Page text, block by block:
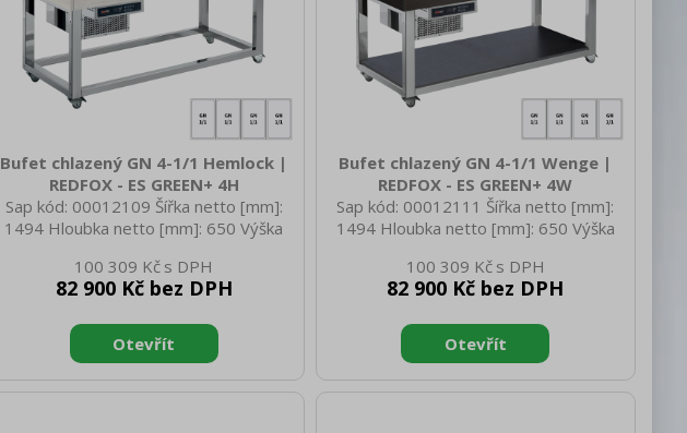
Bufet chlazený GN 4-1/1 Hemlock |
REDFOX - ES GREEN+ 4H
Sap kód: 00012109 Šířka netto [mm]:
1494 Hloubka netto [mm]: 650 Výška
97.00 Šířka brutto [mm]: 1558 Hloubka
brutto [mm]: 714 Výška brutto [mm]:
Typ spotřebiče: Elektrické zařízení Typ
bufetu: GREEN - chlazený, statické
chlazení, hluboký Typ vlastností
100 309 Kč
82 900 Kč bez DPH
Bufet chlazený GN 4-1/1 Wenge |
REDFOX - ES GREEN+ 4W
Sap kód: 00012111 Šířka netto [mm]:
1494 Hloubka netto [mm]: 650 Výška
97.00 Šířka brutto [mm]: 1558 Hloubka
brutto [mm]: 714 Výška brutto [mm]:
Typ spotřebiče: Elektrické zařízení Typ
bufetu: GREEN - chlazený, statické
chlazení, hluboký Typ vlastností
100 309 Kč
82 900 Kč bez DPH